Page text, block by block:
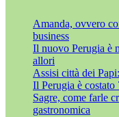
Amanda, ovvero
business
Il nuovo Perugia è
allori
Assisi città dei
Il Perugia è
Sagre, come farle
gastronomica